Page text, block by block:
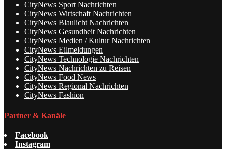
CityNews Sport Nachrichten
CityNews Wirtschaft Nachrichten
CityNews Blaulicht Nachrichten
CityNews Gesundheit Nachrichten
CityNews Medien / Kultur Nachrichten
CityNews Eilmeldungen
CityNews Technologie Nachrichten
CityNews Nachrichten zu Reisen
CityNews Food News
CityNews Regional Nachrichten
CityNews Fashion
Partner & Kanäle
Facebook
Instagram